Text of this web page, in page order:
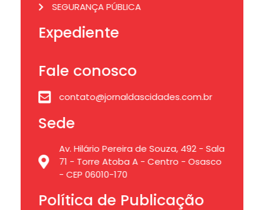
SEGURANÇA PÚBLICA
Expediente
Fale conosco
contato@jornaldascidades.com.br
Sede
Av. Hilário Pereira de Souza, 492 - Sala
71 - Torre Atoba A - Centro - Osasco
- CEP 06010-170
Política de Publicação